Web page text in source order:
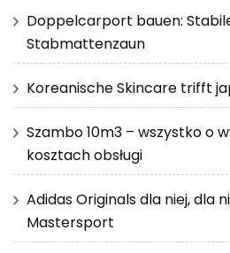
Doppelcarport bauen:
Stabmattenzaun
Koreanische Skincare trifft
Szambo 10m3 – wszystko o
kosztach obsługi
Adidas Originals dla niej, dla
Mastersport